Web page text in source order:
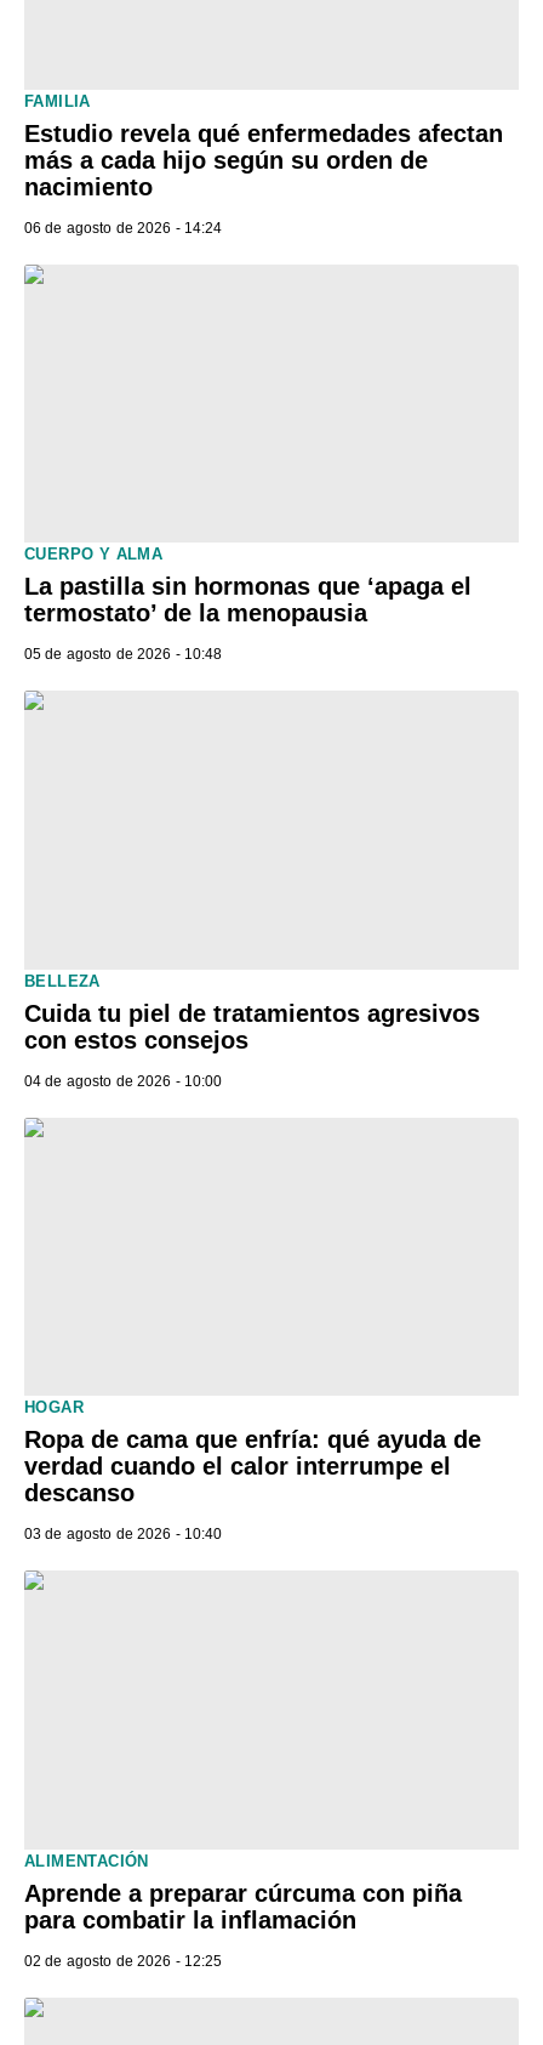
FAMILIA
Estudio revela qué enfermedades afectan
más a cada hijo según su orden de
nacimiento
06 de agosto de 2026 - 14:24
CUERPO Y ALMA
La pastilla sin hormonas que ‘apaga el
termostato’ de la menopausia
05 de agosto de 2026 - 10:48
BELLEZA
Cuida tu piel de tratamientos agresivos
con estos consejos
04 de agosto de 2026 - 10:00
HOGAR
Ropa de cama que enfría: qué ayuda de
verdad cuando el calor interrumpe el
descanso
03 de agosto de 2026 - 10:40
ALIMENTACIÓN
Aprende a preparar cúrcuma con piña
para combatir la inflamación
02 de agosto de 2026 - 12:25